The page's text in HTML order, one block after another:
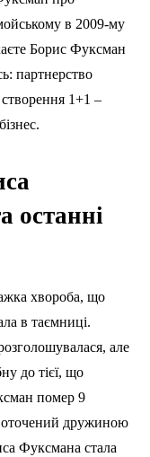
в 2009-му
Борис Фуксман
партнерство
1+1 –
останні
хвороба, що
в таємниці.
але
до тієї, що
помер 9
оточений дружиною
Фуксмана стала